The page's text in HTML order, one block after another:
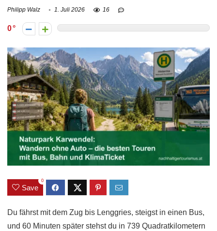
Philipp Walz 1. Juli 2026 16
0
Save
0
Du fährst mit dem Zug bis Lenggries, steigst in einen Bus,
und 60 Minuten später stehst du in 739 Quadratkilometern